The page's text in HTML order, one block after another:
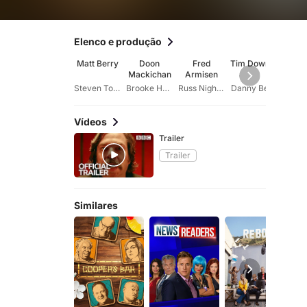
Elenco e produção
Matt Berry
Steven Toast
Doon
Mackichan
Brooke Hooberman
Fred
Armisen
Russ Nightlife
Tim Downie
Danny Bear
Vídeos
Trailer
Trailer
Similares